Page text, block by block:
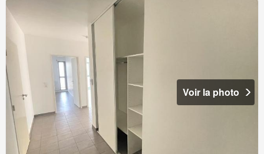
Voir la photo